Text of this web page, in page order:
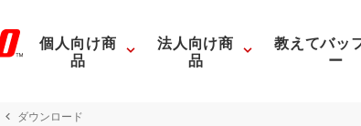
個人向け商
品
法人向け商
品
教えてバッ
ー
ダウンロード